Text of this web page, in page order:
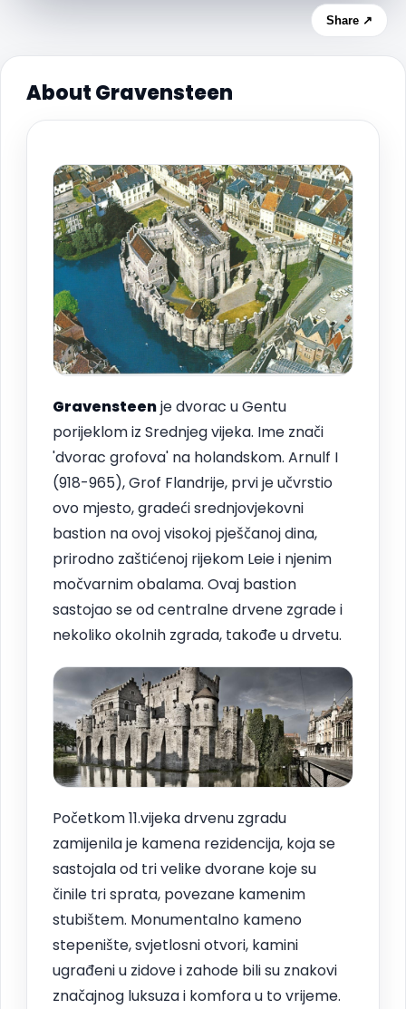
Share ↗
About Gravensteen
Gravensteenje dvorac u Gentu
porijeklom iz Srednjeg vijeka. Ime znači
'dvorac grofova' na holandskom. Arnulf I
(918-965), Grof Flandrije, prvi je učvrstio
ovo mjesto, gradeći srednjovjekovni
bastion na ovoj visokoj pješčanoj dina,
prirodno zaštićenoj rijekom Leie i njenim
močvarnim obalama. Ovaj bastion
sastojao se od centralne drvene zgrade i
nekoliko okolnih zgrada, takođe u drvetu.
Početkom 11.vijeka drvenu zgradu
zamijenila je kamena rezidencija, koja se
sastojala od tri velike dvorane koje su
činile tri sprata, povezane kamenim
stubištem. Monumentalno kameno
stepenište, svjetlosni otvori, kamini
ugrađeni u zidove i zahode bili su znakovi
značajnog luksuza i komfora u to vrijeme.